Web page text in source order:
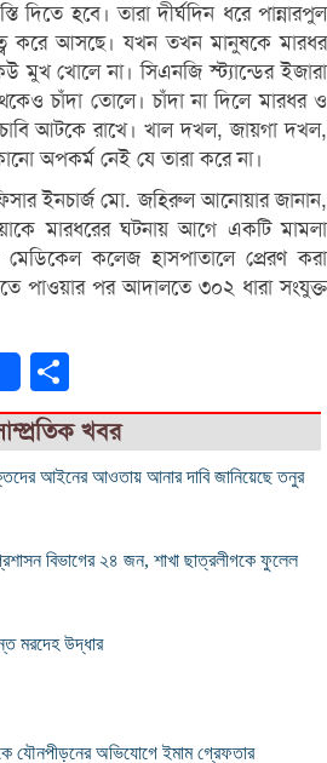
দিতে হবে। তারা দীর্ঘদিন ধরে পান্নারপুল
করে আসছে। যখন তখন মানুষকে মারধর
মুখ খোলে না। সিএনজি স্ট্যান্ডের ইজারা
চাঁদা তোলে। চাঁদা না দিলে মারধর ও
আটকে রাখে। খাল দখল, জায়গা দখল,
অপকর্ম নেই যে তারা করে না।
ইনচার্জ মো. জহিরুল আনোয়ার জানান,
মারধরের ঘটনায় আগে একটি মামলা
মেডিকেল কলেজ হাসপাতালে প্রেরণ করা
পাওয়ার পর আদালতে ৩০২ ধারা সংযুক্ত
খবর
আইনের আওতায় আনার দাবি জানিয়েছে তনুর
বিভাগের ২৪ জন, শাখা ছাত্রলীগকে ফুলেল
মরদেহ উদ্ধার
যৌনপীড়নের অভিযোগে ইমাম গ্রেফতার